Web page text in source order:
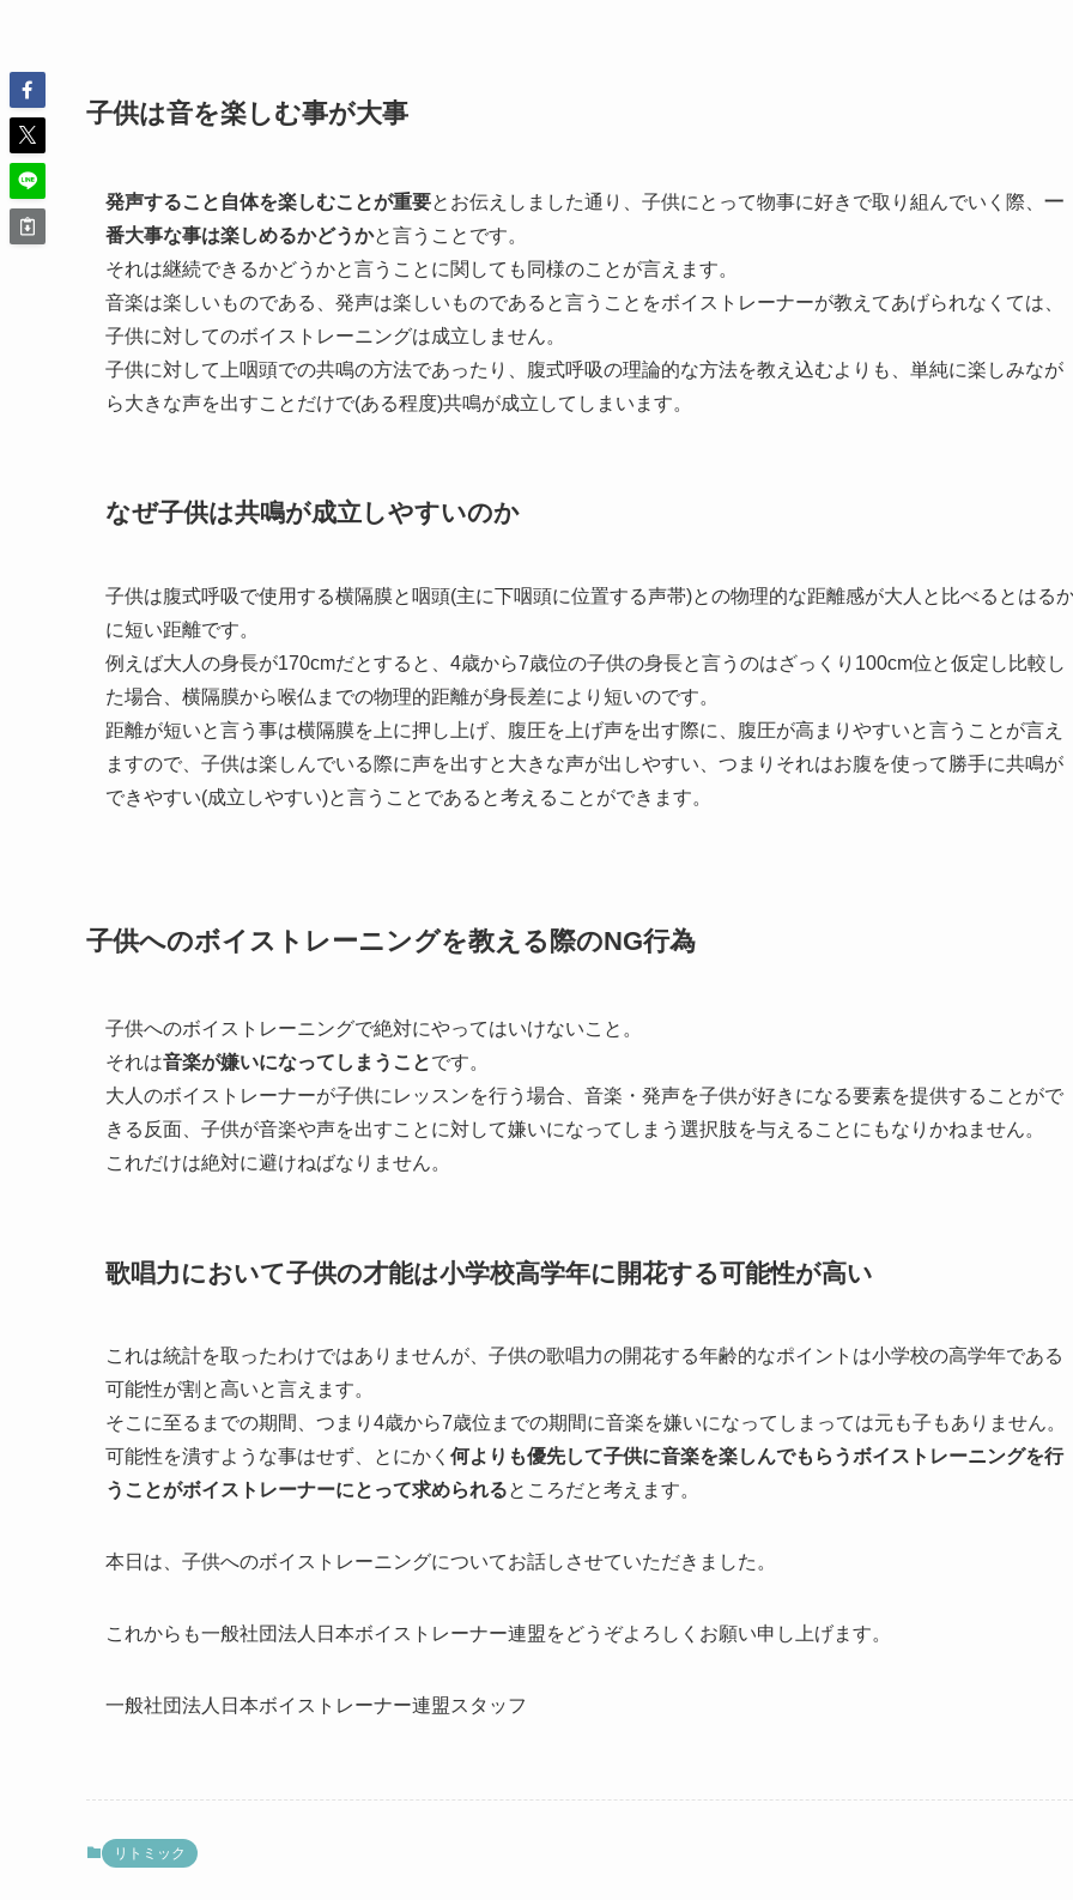
子供は音を楽しむ事が大事
発声すること自体を楽しむことが重要とお伝えしました通り、子供にとって物事に好きで取り組んでいく際、 一
番大事な事は楽しめるかどうかと言うことです。
それは継続できるかどうかと言うことに関しても同様のことが言えます。
音楽は楽しいものである、発声は楽しいものであると言うことをボイストレーナーが教えてあげられなくては、
子供に対してのボイストレーニングは成立しません。
子供に対して上咽頭での共鳴の方法であったり、腹式呼吸の理論的な方法を教え込むよりも、単純に楽しみなが
ら大きな声を出すことだけで(ある程度)共鳴が成立してしまいます。
なぜ子供は共鳴が成立しやすいのか
子供は腹式呼吸で使用する横隔膜と咽頭(主に下咽頭に位置する声帯)との物理的な距離感が大人と比べるとはる
に短い距離です。
例えば大人の身長が170cmだとすると、4歳から7歳位の子供の身長と言うのはざっくり100cm位と仮定し比較し
た場合、横隔膜から喉仏までの物理的距離が身長差により短いのです。
距離が短いと言う事は横隔膜を上に押し上げ、腹圧を上げ声を出す際に、腹圧が高まりやすいと言うことが言え
ますので、子供は楽しんでいる際に声を出すと大きな声が出しやすい、つまりそれはお腹を使って勝手に共鳴が
できやすい(成立しやすい)と言うことであると考えることができます。
子供へのボイストレーニングを教える際のNG行為
子供へのボイストレーニングで絶対にやってはいけないこと。
それは音楽が嫌いになってしまうことです。
大人のボイストレーナーが子供にレッスンを行う場合、音楽・発声を子供が好きになる要素を提供することがで
きる反面、子供が音楽や声を出すことに対して嫌いになってしまう選択肢を与えることにもなりかねません。
これだけは絶対に避けねばなりません。
歌唱力において子供の才能は小学校高学年に開花する可能性が高い
これは統計を取ったわけではありませんが、子供の歌唱力の開花する年齢的なポイントは小学校の高学年である
可能性が割と高いと言えます。
そこに至るまでの期間、つまり4歳から7歳位までの期間に音楽を嫌いになってしまっては元も子もありません。
可能性を潰すような事はせず、とにかく 何よりも優先して子供に音楽を楽しんでもらうボイストレーニングを行
うことがボイストレーナーにとって求められるところだと考えます。
本日は、子供へのボイストレーニングについてお話しさせていただきました。
これからも一般社団法人日本ボイストレーナー連盟をどうぞよろしくお願い申し上げます。
一般社団法人日本ボイストレーナー連盟スタッフ
リトミック